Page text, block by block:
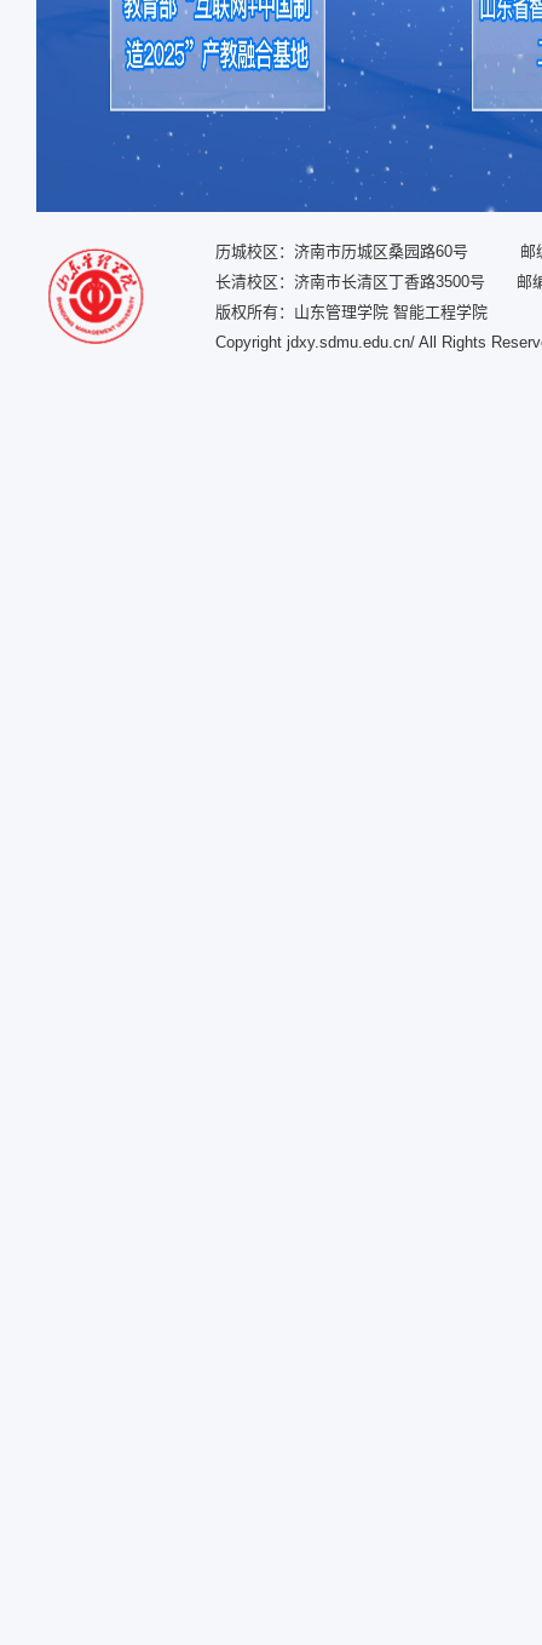
历城校区：济南市历城区桑园路60号 邮
长清校区：济南市长清区丁香路3500号 邮
版权所有：山东管理学院 智能工程学院
Copyright jdxy.sdmu.edu.cn/ All Rights